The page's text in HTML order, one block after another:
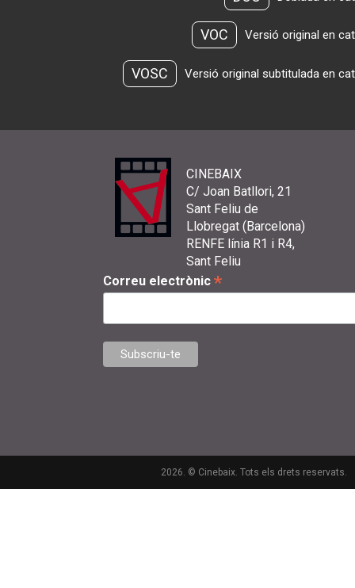
VOC Versió original en
VOSC Versió original subtitulada en
CINEBAIX
C/ Joan Batllori, 21
Sant Feliu de
Llobregat (Barcelona)
RENFE línia R1 i R4,
Sant Feliu
Correu electrònic *
2026. © Cinebaix. Tots els drets reservats.